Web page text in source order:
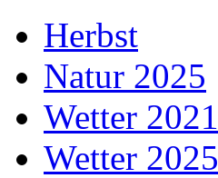
Herbst
Natur 2025
Wetter 2021
Wetter 2025